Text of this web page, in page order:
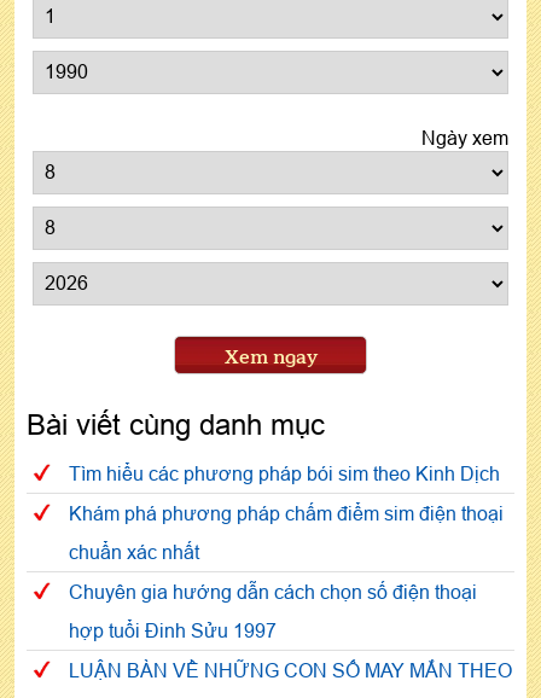
Ngày xem
Xem ngay
Bài viết cùng danh mục
Tìm hiểu các phương pháp bói sim theo Kinh Dịch
Khám phá phương pháp chấm điểm sim điện thoại
chuẩn xác nhất
Chuyên gia hướng dẫn cách chọn số điện thoại
hợp tuổi Đinh Sửu 1997
LUẬN BÀN VỀ NHỮNG CON SỐ MAY MẮN THEO